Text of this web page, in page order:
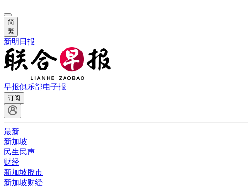
简
繁
新明日报
早报俱乐部电子报
订阅
最新
新加坡
民生民声
财经
新加坡股市
新加坡财经